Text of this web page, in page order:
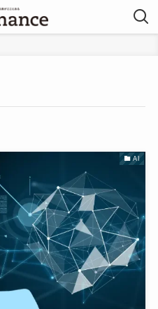
AI